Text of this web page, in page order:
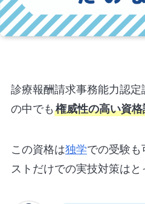
診療報酬請求事務能力認
の中でも 権威性の高い資格
この資格は独学での受験も
ストだけでの実技対策はと